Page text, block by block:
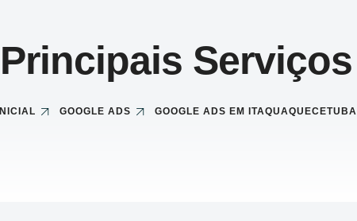
Principais Serviços
INICIAL GOOGLE ADS GOOGLE ADS EM ITAQUAQUECETUBA